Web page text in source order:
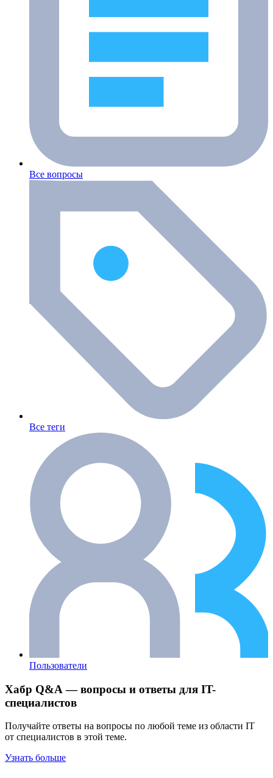
Все вопросы
Все теги
Пользователи
Хабр Q&A — вопросы и ответы для IT-
специалистов
Получайте ответы на вопросы по любой теме из области IT
от специалистов в этой теме.
Узнать больше